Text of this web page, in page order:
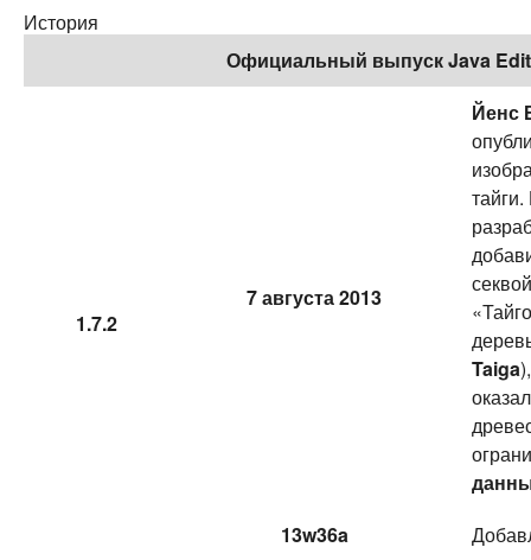
История
Официальный выпуск Java
1.7.2
7 августа 2013
Йенс
Taiga
13w36a